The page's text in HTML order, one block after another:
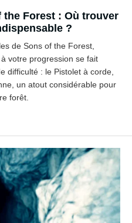
Forest : Où trouver
?
de Sons of the Forest,
votre progression se fait
difficulté : le Pistolet à corde,
un atout considérable pour
forêt.